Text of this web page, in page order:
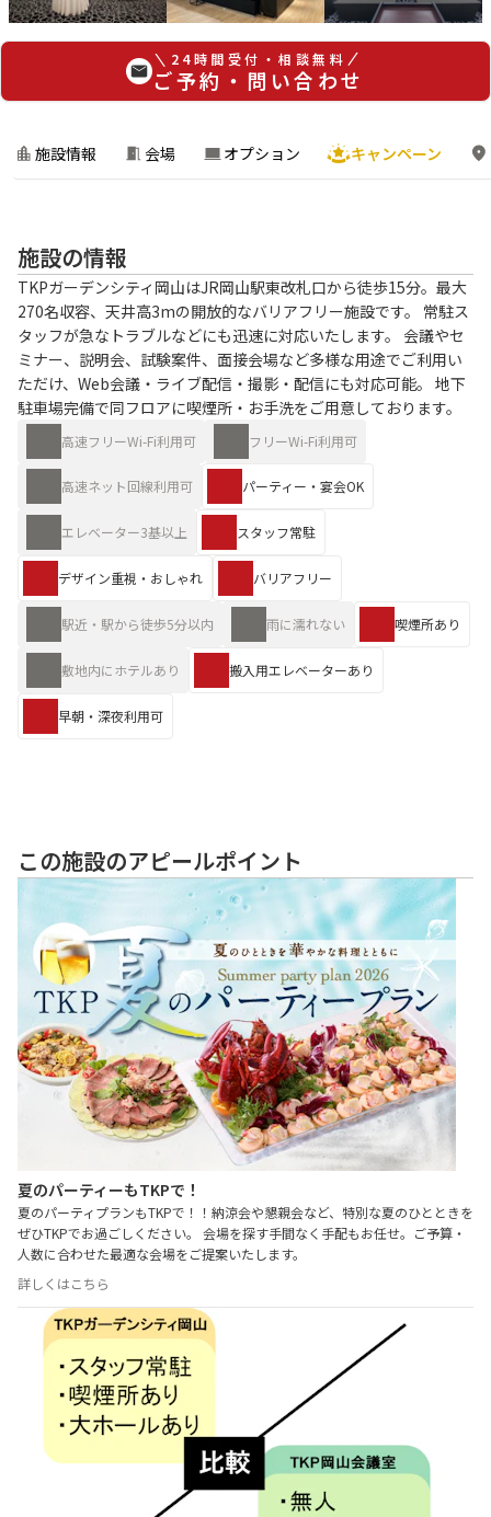
24時間受付・相談無料
ご予約・問い合わせ
施設情報 会場 オプション キャンペーン
施設の情報
TKPガーデンシティ岡山はJR岡山駅東改札口から徒歩15分。最大
270名収容、天井高3mの開放的なバリアフリー施設です。 常駐ス
タッフが急なトラブルなどにも迅速に対応いたします。 会議やセ
ミナー、説明会、試験案件、面接会場など多様な用途でご利用い
ただけ、Web会議・ライブ配信・撮影・配信にも対応可能。 地下
駐車場完備で同フロアに喫煙所・お手洗をご用意しております。
高速フリーWi-Fi利用可 フリーWi-Fi利用可
高速ネット回線利用可 パーティー・宴会OK
エレベーター3基以上 スタッフ常駐
デザイン重視・おしゃれ バリアフリー
駅近・駅から徒歩5分以内 雨に濡れない 喫煙所あり
敷地内にホテルあり 搬入用エレベーターあり
早朝・深夜利用可
この施設のアピールポイント
夏のパーティーもTKPで！
夏のパーティプランもTKPで！！納涼会や懇親会など、特別な夏のひとときを
ぜひTKPでお過ごしください。 会場を探す手間なく手配もお任せ。ご予算・
人数に合わせた最適な会場をご提案いたします。
詳しくはこちら